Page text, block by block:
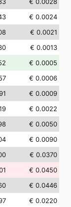
€ 0.0024
€ 0.0021
€ 0.0013
€ 0.0005
€ 0.0006
€ 0.0009
€ 0.0022
€ 0.0050
€ 0.0090
€ 0.0370
€ 0.0450
€ 0.0446
€ 0.0220